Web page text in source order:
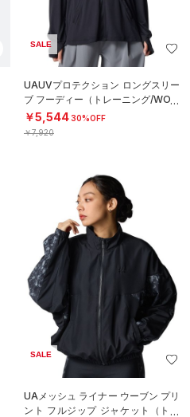
SALE
UAUVプロテクション ロングスリー
ブ フーディー（トレーニング/WOM
EN）
￥5,54430%OFF
￥7,920
SALE
UAメッシュ ライナー ウーブン プリ
ント フルジップ ジャケット（トレ